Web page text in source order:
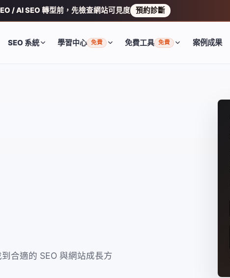
/ AI SEO 轉型前，先檢查網站可見度 預約診斷
SEO 系統 學習中心 免費 免費工具 免費 案例成果
合適的 SEO 與網站成長方